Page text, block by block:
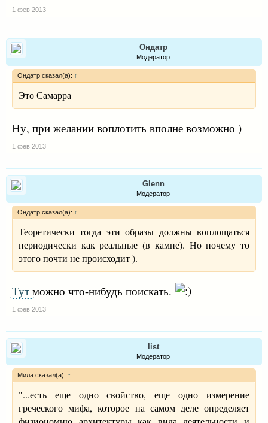
1 фев 2013
Ондатр
Модератор
Ондатр сказал(а): ↑
Это Самарра
Ну, при желании воплотить вполне возможно )
1 фев 2013
Glenn
Модератор
Ондатр сказал(а): ↑
Теоретически тогда эти образы должны воплощаться
периодически как реальные (в камне). Но почему то
этого почти не происходит ).
Тут можно что-нибудь поискать.
1 фев 2013
list
Модератор
Мила сказал(а): ↑
"...есть еще одно свойство, еще одно измерение
греческого мифа, которое на самом деле определяет